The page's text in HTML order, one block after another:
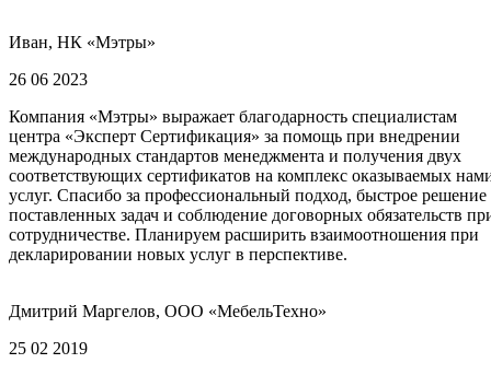
Иван, НК «Мэтры»
26 06 2023
Компания «Мэтры» выражает благодарность специалистам
центра «Эксперт Сертификация» за помощь при внедрении
международных стандартов менеджмента и получения двух
соответствующих сертификатов на комплекс оказываемых
услуг. Спасибо за профессиональный подход, быстрое решение
поставленных задач и соблюдение договорных обязательств
сотрудничестве. Планируем расширить взаимоотношения при
декларировании новых услуг в перспективе.
Дмитрий Маргелов, ООО «МебельТехно»
25 02 2019